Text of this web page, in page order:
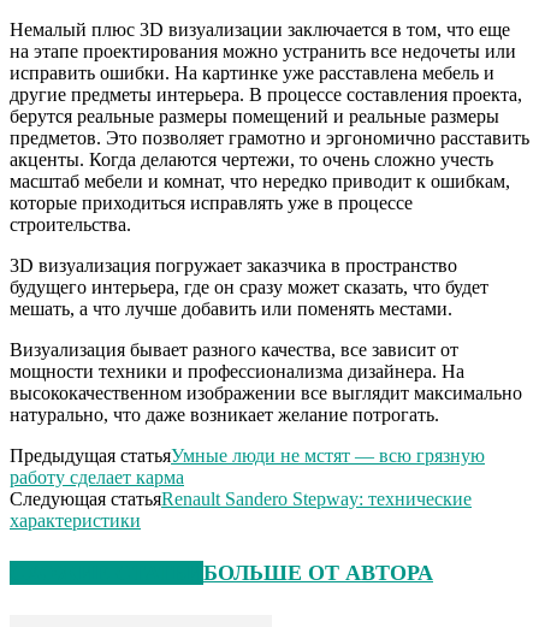
Немалый плюс 3D визуализации заключается в том, что еще
на этапе проектирования можно устранить все недочеты или
исправить ошибки. На картинке уже расставлена мебель и
другие предметы интерьера. В процессе составления проекта,
берутся реальные размеры помещений и реальные размеры
предметов. Это позволяет грамотно и эргономично расставить
акценты. Когда делаются чертежи, то очень сложно учесть
масштаб мебели и комнат, что нередко приводит к ошибкам,
которые приходиться исправлять уже в процессе
строительства.
3D визуализация погружает заказчика в пространство
будущего интерьера, где он сразу может сказать, что будет
мешать, а что лучше добавить или поменять местами.
Визуализация бывает разного качества, все зависит от
мощности техники и профессионализма дизайнера. На
высококачественном изображении все выглядит максимально
натурально, что даже возникает желание потрогать.
Предыдущая статьяУмные люди не мстят — всю грязную
работу сделает карма
Следующая статьяRenault Sandero Stepway: технические
характеристики
БОЛЬШЕ ОТ АВТОРА